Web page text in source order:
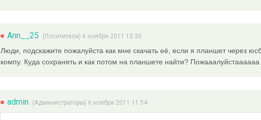
Ann__25 (Посетители) 6 ноября 2011 15:35
Люди, подскажите пожалуйста как мне скачать её, если я планшет через
компу. Куда сохранять и как потом на планшете найти? Пожааалуйстаааааа
admin (Администраторы) 6 ноября 2011 11:54